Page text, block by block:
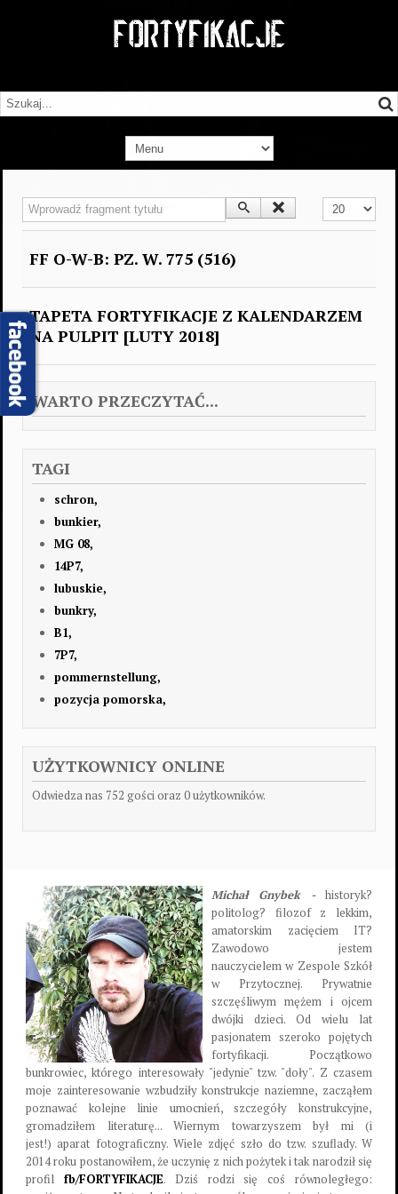
Wprowadź fragment tytułu Pokaż #
FF O-W-B: PZ. W. 775 (516)
TAPETA FORTYFIKACJE Z KALENDARZEM
NA PULPIT [LUTY 2018]
WARTO PRZECZYTAĆ...
TAGI
schron,
bunkier,
MG 08,
14P7,
lubuskie,
bunkry,
B1,
7P7,
pommernstellung,
pozycja pomorska,
UŻYTKOWNICY ONLINE
Odwiedza nas 752 gości oraz 0 użytkowników.
Michał Gnybek - historyk?
politolog? filozof z lekkim,
amatorskim zacięciem IT?
Zawodowo jestem
nauczycielem w Zespole Szkół
w Przytocznej. Prywatnie
szczęśliwym mężem i ojcem
dwójki dzieci. Od wielu lat
pasjonatem szeroko pojętych
fortyfikacji. Początkowo
bunkrowiec, którego interesowały "jedynie" tzw. "doły". Z czasem
moje zainteresowanie wzbudziły konstrukcje naziemne, zacząłem
poznawać kolejne linie umocnień, szczegóły konstrukcyjne,
gromadziłem literaturę... Wiernym towarzyszem był mi (i
jest!) aparat fotograficzny. Wiele zdjęć szło do tzw. szuflady. W
2014 roku postanowiłem, że uczynię z nich pożytek i tak narodził się
profil fb/FORTYFIKACJE. Dziś rodzi się coś równoległego: